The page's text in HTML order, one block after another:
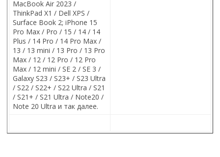
MacBook Air 2023 /
ThinkPad X1 / Dell XPS /
Surface Book 2; iPhone 15
Pro Max / Pro / 15 / 14 / 14
Plus / 14 Pro / 14 Pro Max /
13 / 13 mini / 13 Pro / 13 Pro
Max / 12 / 12 Pro / 12 Pro
Max / 12 mini / SE 2 / SE 3 /
Galaxy S23 / S23+ / S23 Ultra
/ S22 / S22+ / S22 Ultra / S21
/ S21+ / S21 Ultra / Note20 /
Note 20 Ultra и так далее.